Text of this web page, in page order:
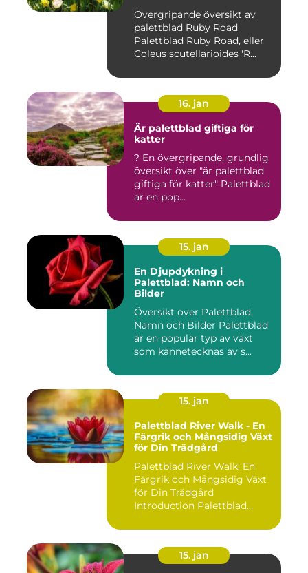
Övergripande översikt av
palettblad Ruby Road
Palettblad Ruby Road, eller
Coleus scutellarioides 'R...
16. jan
Är palettblad giftiga för
katter
? En övergripande, grundlig
översikt över "är palettblad
giftiga för katter" Palettblad
är en pop...
15. jan
En Djupdykning i
Palettblad: Namn och
Bilder
Översikt över Palettblad:
Namn och Bilder Palettblad
är en populär typ av växt
som kännetecknas av s...
15. jan
Palettblad River Walk - En
Färgrik och Mångsidig Växt
för Din Trädgård
Palettblad River Walk: En
Färgrik och Mångsidig Växt
för Din Trädgård
Introduction Palettblad
15. jan